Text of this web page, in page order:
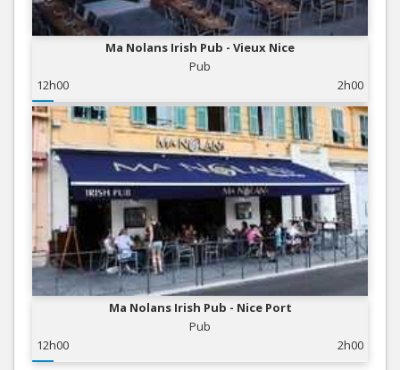
Ma Nolans Irish Pub - Vieux Nice
Pub
12h00
2h00
Ma Nolans Irish Pub - Nice Port
Pub
12h00
2h00